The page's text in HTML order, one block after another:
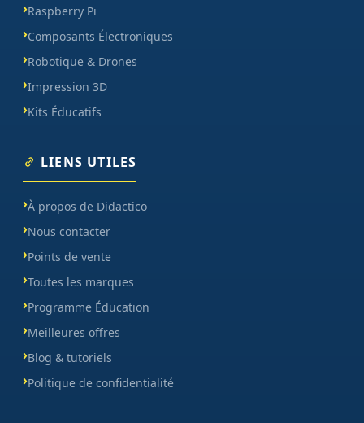
Raspberry Pi
Composants Électroniques
Robotique & Drones
Impression 3D
Kits Éducatifs
LIENS UTILES
À propos de Didactico
Nous contacter
Points de vente
Toutes les marques
Programme Éducation
Meilleures offres
Blog & tutoriels
Politique de confidentialité